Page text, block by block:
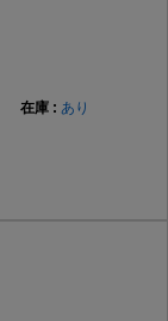
あり